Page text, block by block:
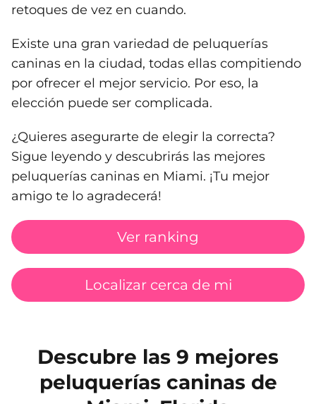
retoques de vez en cuando.
Existe una gran variedad de peluquerías
caninas en la ciudad, todas ellas compitiendo
por ofrecer el mejor servicio. Por eso, la
elección puede ser complicada.
¿Quieres asegurarte de elegir la correcta?
Sigue leyendo y descubrirás las mejores
peluquerías caninas en Miami. ¡Tu mejor
amigo te lo agradecerá!
Ver ranking
Localizar cerca de mi
Descubre las 9 mejores
peluquerías caninas de